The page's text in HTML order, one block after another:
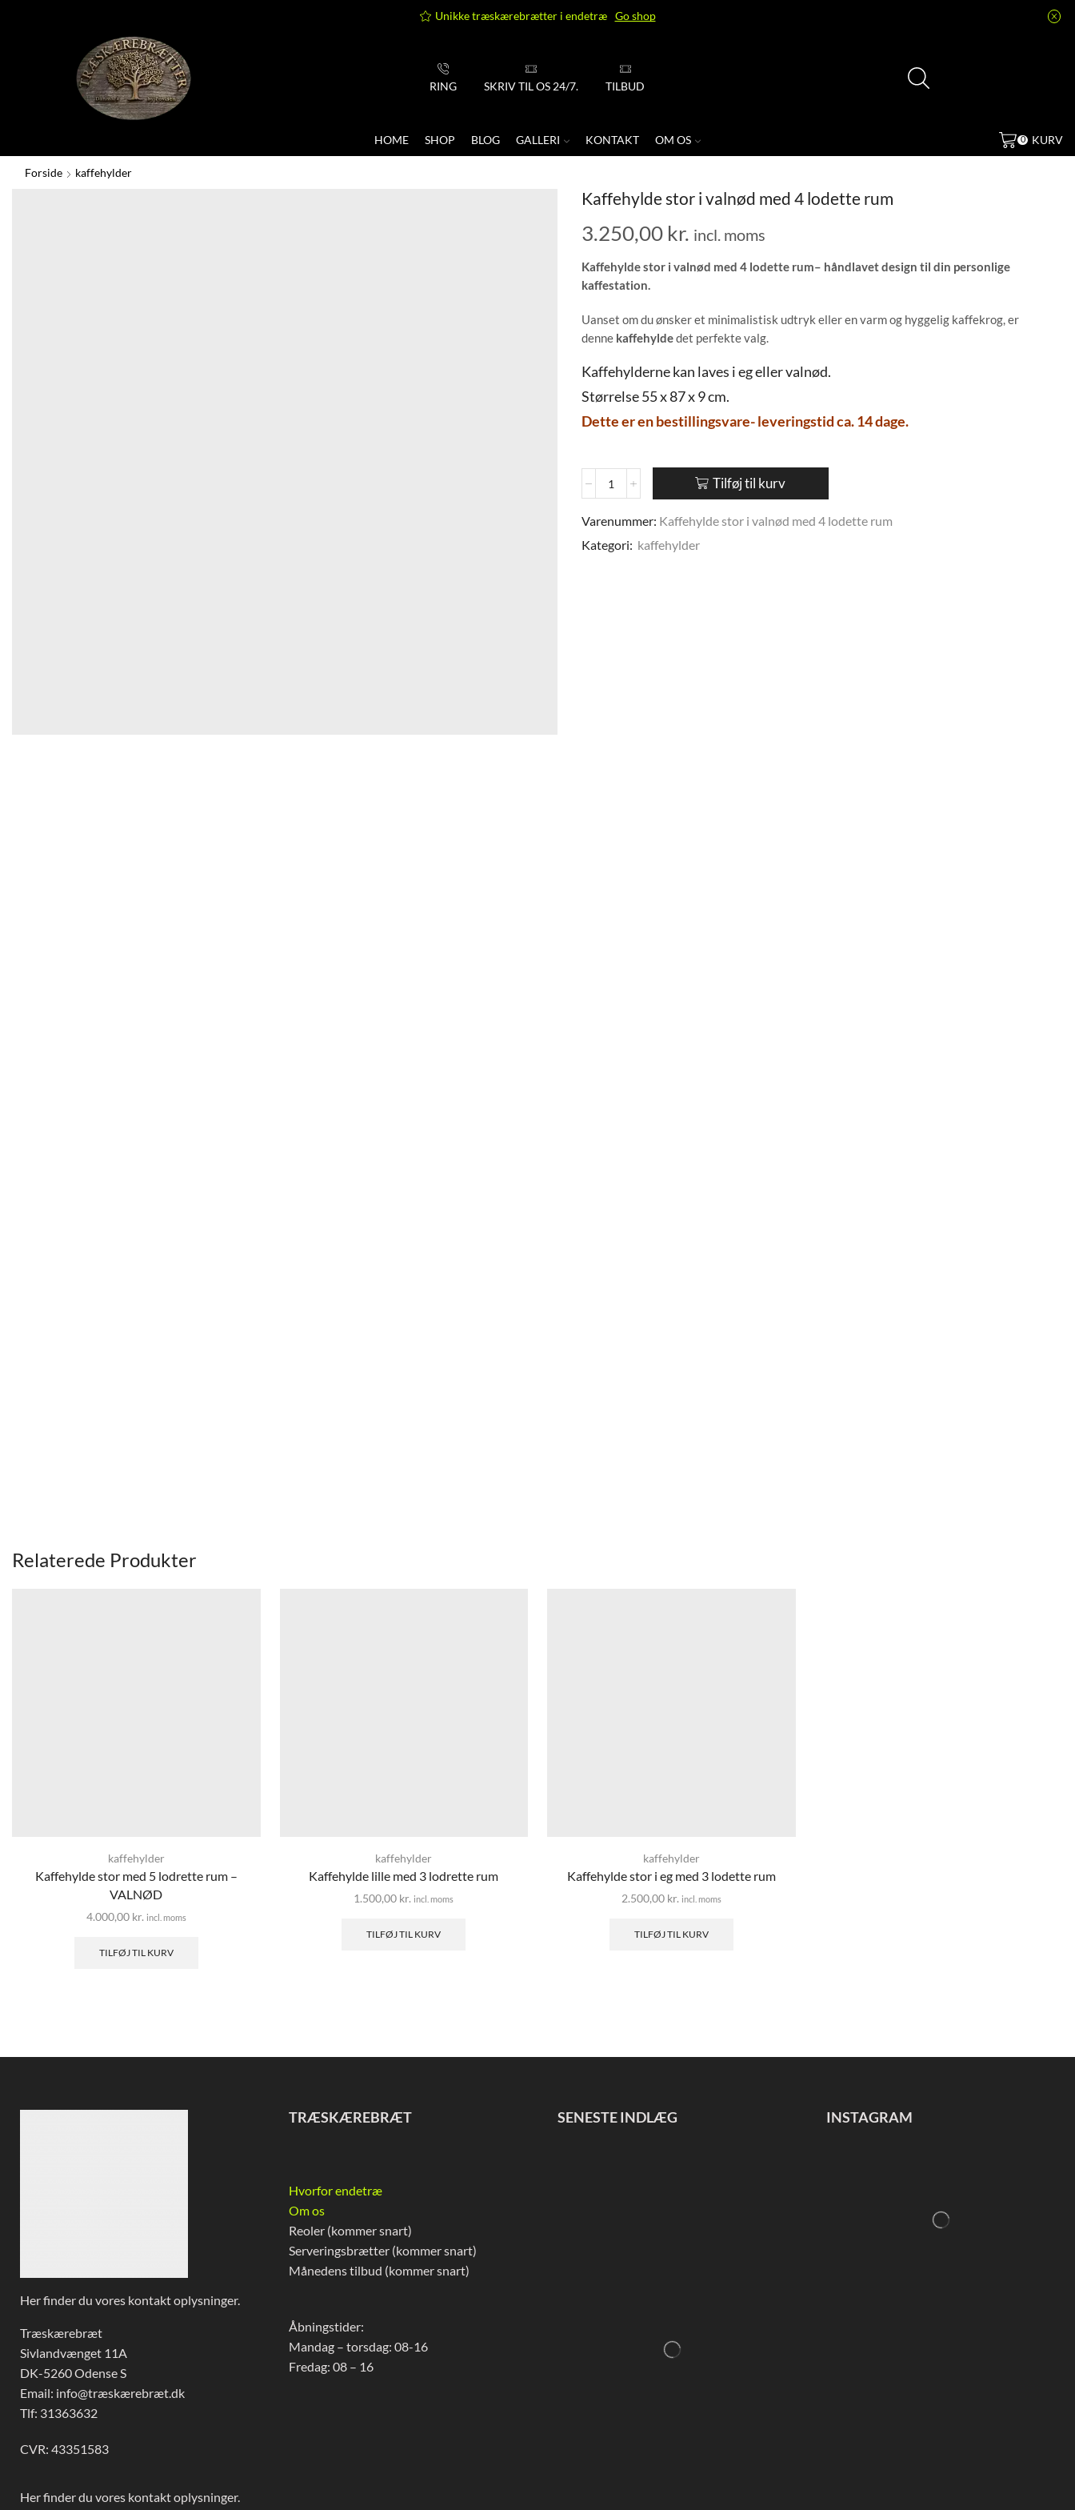
Unikke træskærebrætter i endetræ Go shop
RING SKRIV TIL OS 24/7. TILBUD
HOME SHOP BLOG GALLERI KONTAKT OM OS 0 KURV
Forside kaffehylder
Kaffehylde stor i valnød med 4 lodette rum
3.250,00 kr. incl. moms
Kaffehylde stor i valnød med 4 lodette rum– håndlavet design til din personlige
kaffestation.
Uanset om du ønsker et minimalistisk udtryk eller en varm og hyggelig kaffekrog, er
denne kaffehyldedet perfekte valg.
Kaffehylderne kan laves i eg eller valnød.
Størrelse 55 x 87 x 9 cm.
Dette er en bestillingsvare- leveringstid ca. 14 dage.
Tilføj til kurv
Varenummer: Kaffehylde stor i valnød med 4 lodette rum
Kategori: kaffehylder
Relaterede Produkter
kaffehylder
Kaffehylde stor med 5 lodrette rum –
VALNØD
4.000,00 kr. incl. moms
TILFØJ TIL KURV
kaffehylder
Kaffehylde lille med 3 lodrette rum
1.500,00 kr. incl. moms
TILFØJ TIL KURV
kaffehylder
Kaffehylde stor i eg med 3 lodette rum
2.500,00 kr. incl. moms
TILFØJ TIL KURV
Her finder du vores kontakt oplysninger.
Træskærebræt
Sivlandvænget 11A
DK-5260 Odense S
Email: info@træskærebræt.dk
Tlf: 31363632
CVR: 43351583
Her finder du vores kontakt oplysninger.
TRÆSKÆREBRÆT
Hvorfor endetræ
Om os
Reoler (kommer snart)
Serveringsbrætter (kommer snart)
Månedens tilbud (kommer snart)
Åbningstider:
Mandag – torsdag: 08-16
Fredag: 08 – 16
SENESTE INDLÆG INSTAGRAM